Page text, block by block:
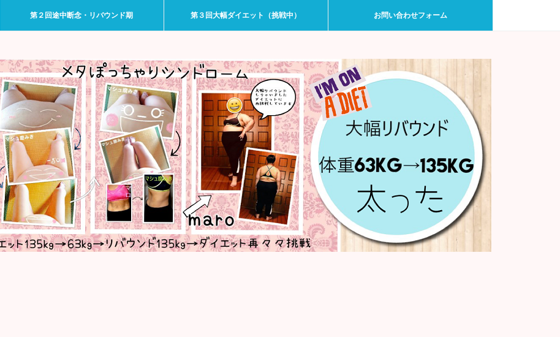
第２回途中断念・リバウンド期 第３回大幅ダイエット（挑戦中） お問い合わせフォーム